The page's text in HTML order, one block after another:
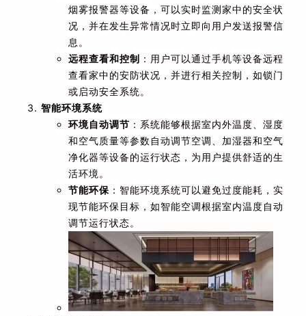
烟雾报警器等设备，可以实时监测家中的安全状
况，并在发生异常情况时立即向用户发送报警信
息。
远程查看和控制 ：用户可以通过手机等设备远程
查看家中的安防状况，并进行相关控制，如锁门
或启动安全系统。
智能环境系统
环境自动调节 ：系统能够根据室内外温度、湿度
和空气质量等参数自动调节空调、加湿器和空气
净化器等设备的运行状态，为用户提供舒适的生
活环境。
节能环保 ：智能环境系统可以避免过度能耗，实
现节能环保目标，如智能空调根据室内温度自动
调节运行状态。